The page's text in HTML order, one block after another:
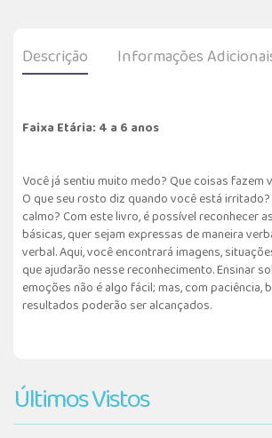
Descrição Informações
Faixa Etária: 4 a 6 anos
Você já sentiu muito medo? Que coisas fazem
O que seu rosto diz quando você está
calmo? Com este livro, é possível reconhecer
básicas, quer sejam expressas de maneira
verbal. Aqui, você encontrará imagens,
que ajudarão nesse reconhecimento. Ensinar
emoções não é algo fácil; mas, com paciência,
resultados poderão ser alcançados.
Últimos Vistos